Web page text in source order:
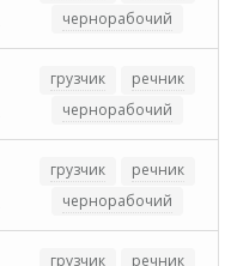
чернорабочий
грузчик
речник
чернорабочий
грузчик
речник
чернорабочий
грузчик
речник